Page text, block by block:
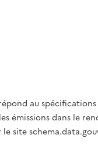
au
émissions dans le
site